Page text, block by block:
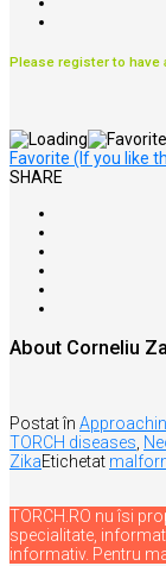
Please register to
Favorite (If you like
SHARE
About Corneliu
Postat în
TORCH diseases,
ZikaEtichetat
TORCH.RO nu îsi
specialitate,
informativ. Pentru